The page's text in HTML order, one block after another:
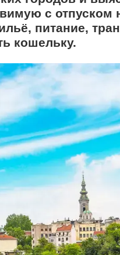
с отпуском
питание,
кошельку.